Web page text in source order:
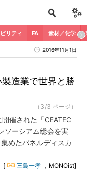
リティ FA 素材／化学
2016年11月1日
造業で世界と勝
（3/3 ページ）
催された「CEATEC
ソーシアム総会を実
めたパネルディスカ
[ 三島一孝 ，MONOist]